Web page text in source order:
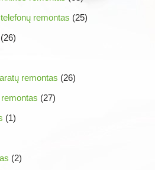
remontas (25)
(26)
remontas (26)
(27)
(1)
(2)